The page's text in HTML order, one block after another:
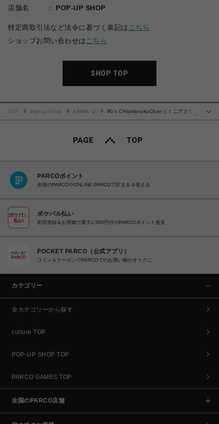
店舗名
POP-UP SHOP
特定商取引法など法令に基づく表記は こちら
ショップお問い合わせは こちら
SHOP TOP
TOP pop-up-shop ANIME-Q
90's ChibiMarukoChan | ミニアクリル
PARCOポイント
全国のPARCOやONLINE PARCOで貯まる＆使える
ポケパル払い
初回登録＆お買物で最大1,500円分のPARCOポイント進呈
POCKET PARCO（公式アプリ）
コイン＆クーポンでPARCOでのお買い物がオトクに
カテゴリー
全カテゴリーから探す
culture TOP
POP-UP SHOP TOP
PARCO GAMES TOP
全国のPARCO店舗